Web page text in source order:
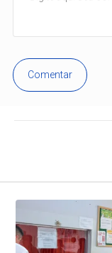
Comentar